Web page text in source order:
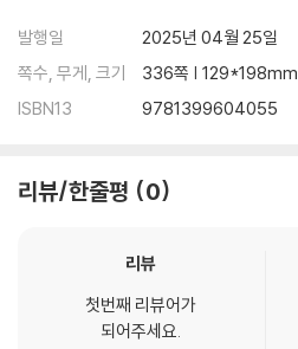
발행일
2025년 04월 25일
쪽수, 무게, 크기
336쪽 | 129*198mm
ISBN13
9781399604055
리뷰/한줄평 0
리뷰
첫번째 리뷰어가
되어주세요.